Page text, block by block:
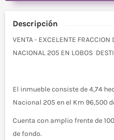
Descripción
VENTA - EXCELENTE FRACCION
NACIONAL 205 EN LOBOS
El inmueble consiste de 4,74
Nacional 205 en el Km 96,500
Cuenta con amplio frente de
de fondo.